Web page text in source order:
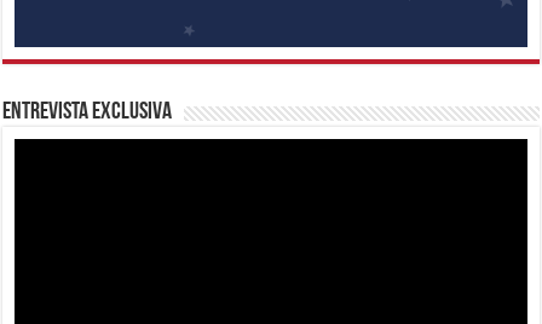
Entrevista Exclusiva